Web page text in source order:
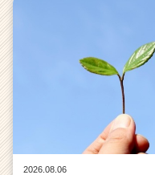
2026.08.06